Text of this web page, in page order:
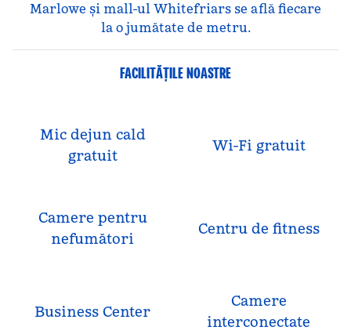
Marlowe și mall-ul Whitefriars se află fiecare
la o jumătate de metru.
FACILITĂŢILE NOASTRE
Mic dejun cald
gratuit
Wi-Fi gratuit
Camere pentru
nefumători
Centru de fitness
Business Center
Camere
interconectate